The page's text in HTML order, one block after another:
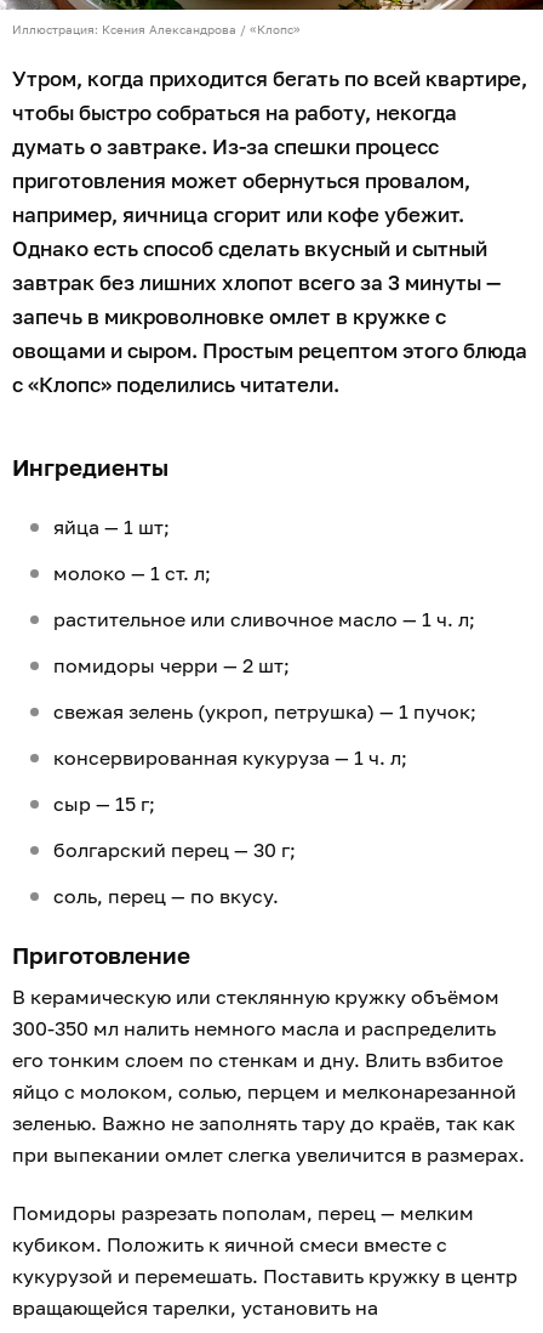
Иллюстрация: Ксения Александрова / «Клопс»
Утром, когда приходится бегать по всей квартире,
чтобы быстро собраться на работу, некогда
думать о завтраке. Из-за спешки процесс
приготовления может обернуться провалом,
например, яичница сгорит или кофе убежит.
Однако есть способ сделать вкусный и сытный
завтрак без лишних хлопот всего за 3 минуты —
запечь в микроволновке омлет в кружке с
овощами и сыром. Простым рецептом этого блюда
с «Клопс» поделились читатели.
Ингредиенты
яйца — 1 шт;
молоко — 1 ст. л;
растительное или сливочное масло — 1 ч. л;
помидоры черри — 2 шт;
свежая зелень (укроп, петрушка) — 1 пучок;
консервированная кукуруза — 1 ч. л;
сыр — 15 г;
болгарский перец — 30 г;
соль, перец — по вкусу.
Приготовление
В керамическую или стеклянную кружку объёмом
300-350 мл налить немного масла и распределить
его тонким слоем по стенкам и дну. Влить взбитое
яйцо с молоком, солью, перцем и мелконарезанной
зеленью. Важно не заполнять тару до краёв, так как
при выпекании омлет слегка увеличится в размерах.
Помидоры разрезать пополам, перец — мелким
кубиком. Положить к яичной смеси вместе с
кукурузой и перемешать. Поставить кружку в центр
вращающейся тарелки, установить на